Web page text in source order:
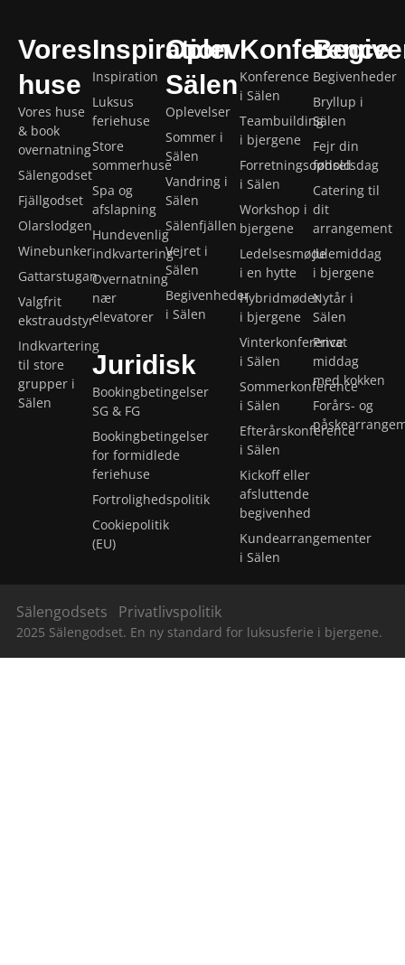
Vores
huse
Vores huse
& book
overnatning
Sälengodset
Fjällgodset
Olarslodgen
Winebunker
Gattarstugan
Valgfrit
ekstraudstyr
Indkvartering
til store
grupper i
Sälen
Inspiration
Inspiration
Luksus
feriehuse
Store
sommerhuse
Spa og
afslapning
Hundevenlig
indkvartering
Overnatning
nær
elevatorer
Juridisk
Bookingbetingelser
SG & FG
Bookingbetingelser
for formidlede
feriehuse
Fortrolighedspolitik
Cookiepolitik
(EU)
Oplev
Sälen
Oplevelser
Sommer i
Sälen
Vandring i
Sälen
Sälenfjällen
Vejret i
Sälen
Begivenheder
i Sälen
Konference
Konference
i Sälen
Teambuilding
i bjergene
Forretningsophold
i Sälen
Workshop i
bjergene
Ledelsesmøde
i en hytte
Hybridmøder
i bjergene
Vinterkonference
i Sälen
Sommerkonference
i Sälen
Efterårskonference
i Sälen
Kickoff eller
afsluttende
begivenhed
Kundearrangementer
i Sälen
Begivenheder
Bryllup i
Sälen
Fejr din
fødselsdag
Catering til
dit
arrangement
Julemiddag
i bjergene
Nytår i
Sälen
Privat
middag
med kokken
Forårs- og
2025 Sälengodset. En ny standard for luksusferie i bjergene.
Sälengodsets Privatlivspolitik